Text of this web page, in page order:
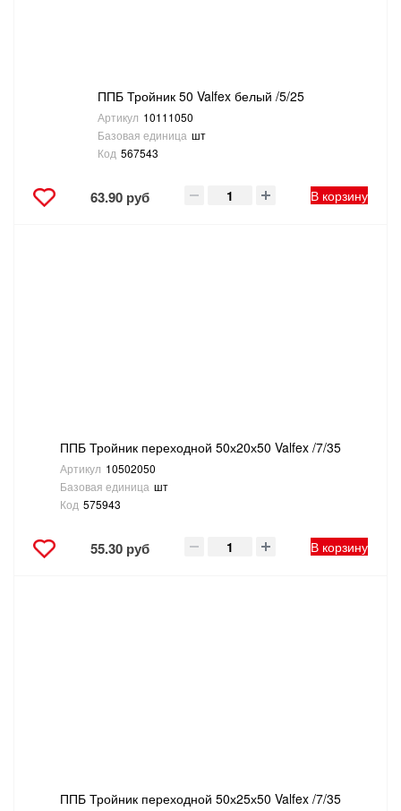
ППБ Тройник 50 Valfex белый /5/25
Артикул 10111050
Базовая единица шт
Код 567543
63.90 руб В корзину
ППБ Тройник переходной 50х20х50 Valfex /7/35
Артикул 10502050
Базовая единица шт
Код 575943
55.30 руб В корзину
ППБ Тройник переходной 50х25х50 Valfex /7/35